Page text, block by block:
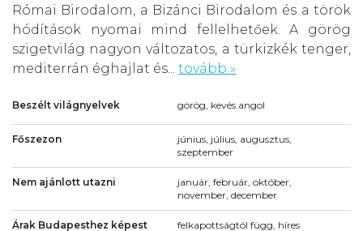
Római Birodalom, a Bizánci Birodalom és a török
hódítások nyomai mind fellelhetőek. A görög
szigetvilág nagyon változatos, a türkizkék tenger,
mediterrán éghajlat és... tovább »
Beszélt világnyelvek görög, kevés angol
Főszezon
június, július, augusztus,
szeptember
Nem ajánlott utazni
január, február, október,
november, december
Árak Budapesthez képest felkapottságtól függ, híres